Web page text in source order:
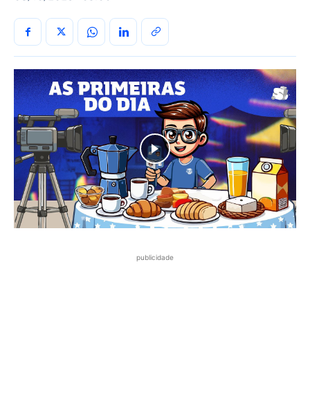
publicidade